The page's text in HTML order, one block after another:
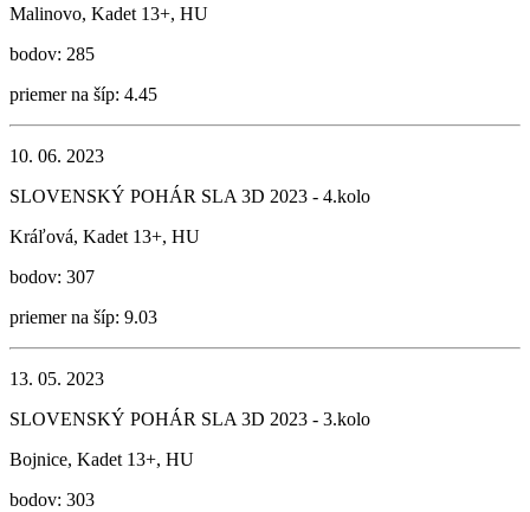
Malinovo, Kadet 13+, HU
bodov: 285
priemer na šíp: 4.45
10. 06. 2023
SLOVENSKÝ POHÁR SLA 3D 2023 - 4.kolo
Kráľová, Kadet 13+, HU
bodov: 307
priemer na šíp: 9.03
13. 05. 2023
SLOVENSKÝ POHÁR SLA 3D 2023 - 3.kolo
Bojnice, Kadet 13+, HU
bodov: 303